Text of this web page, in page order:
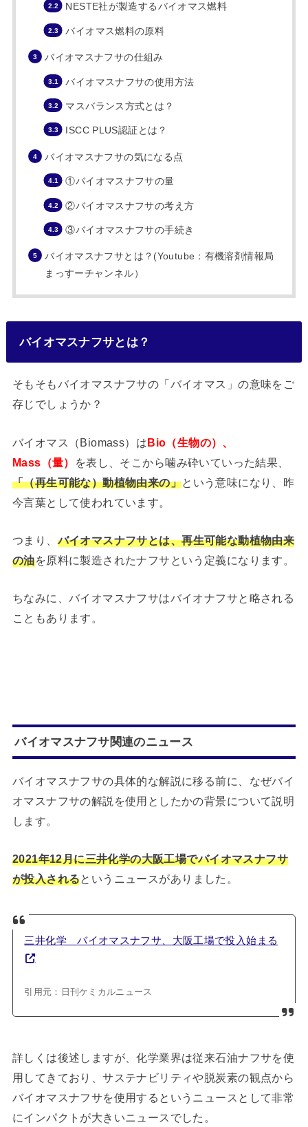
NESTE社が製造するバイオマス燃料
バイオマス燃料の原料
バイオマスナフサの仕組み
バイオマスナフサの使用方法
マスバランス方式とは？
ISCC PLUS認証とは？
バイオマスナフサの気になる点
①バイオマスナフサの量
②バイオマスナフサの考え方
③バイオマスナフサの手続き
バイオマスナフサとは？(Youtube：有機溶剤情報局
まっすーチャンネル）
バイオマスナフサとは？
そもそもバイオマスナフサの「バイオマス」の意味をご
存じでしょうか？
バイオマス（Biomass）はBio（生物の）、
Mass（量）
を表し、そこから噛み砕いていった結果、
「（再生可能な）動植物由来の」という意味になり、昨
今言葉として使われています。
つまり、バイオマスナフサとは、再生可能な動植物由来
の油を原料に製造されたナフサという定義になります。
ちなみに、バイオマスナフサはバイオナフサと略される
こともあります。
バイオマスナフサ関連のニュース
バイオマスナフサの具体的な解説に移る前に、なぜバイ
オマスナフサの解説を使用としたかの背景について説明
します。
2021年12月に三井化学の大阪工場でバイオマスナフサ
が投入されるというニュースがありました。
三井化学 バイオマスナフサ、大阪工場で投入始まる
引用元：日刊ケミカルニュース
詳しくは後述しますが、化学業界は従来石油ナフサを使
用してきており、サステナビリティや脱炭素の観点から
バイオマスナフサを使用するというニュースとして非常
にインパクトが大きいニュースでした。